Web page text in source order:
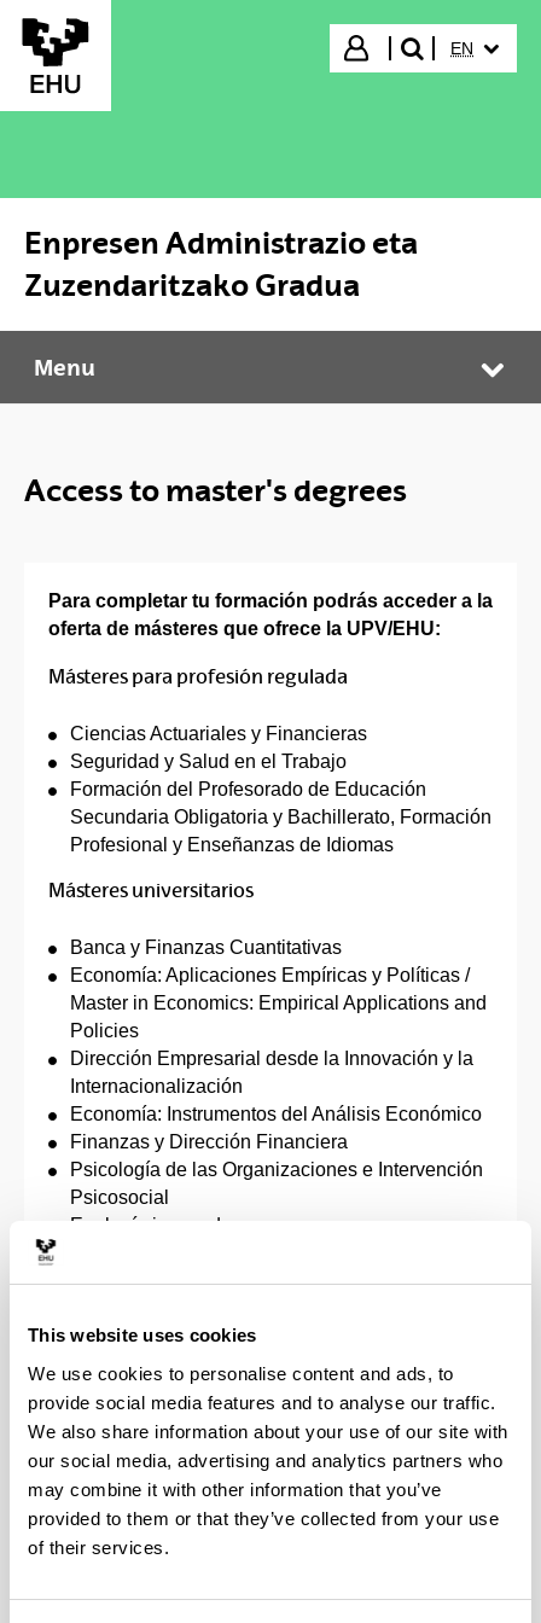
This website uses cookies
We use cookies to personalise content and ads, to
provide social media features and to analyse our traffic.
We also share information about your use of our site with
our social media, advertising and analytics partners who
may combine it with other information that you’ve
provided to them or that they’ve collected from your use
of their services.
Skip to Main Content
Login
search"
EN
Enpresen Administrazio eta
Zuzendaritzako Gradua
Enpresen Administrazio eta Zuzendaritzako Gradua
Menu
Access to master's degrees
Para completar tu formación podrás acceder a la
oferta de másteres que ofrece la UPV/EHU:
Másteres para profesión regulada
Ciencias Actuariales y Financieras
Seguridad y Salud en el Trabajo
Formación del Profesorado de Educación
Secundaria Obligatoria y Bachillerato, Formación
Profesional y Enseñanzas de Idiomas
Másteres universitarios
Banca y Finanzas Cuantitativas
Economía: Aplicaciones Empíricas y Políticas /
Master in Economics: Empirical Applications and
Policies
Dirección Empresarial desde la Innovación y la
Internacionalización
Economía: Instrumentos del Análisis Económico
Finanzas y Dirección Financiera
Psicología de las Organizaciones e Intervención
Psicosocial
Enología innovadora
Gestión de los Recursos Humanos y del Empleo
Internacional en Sociología Jurídica /
International Master in Sociology of Law
Economía Social y Solidaria
Desarrollo y Cooperación Internacional
Dirección de Proyectos
Estudios Feministas y de Género
Másteres propios
Dirección y Gestión de Empresas (Executive